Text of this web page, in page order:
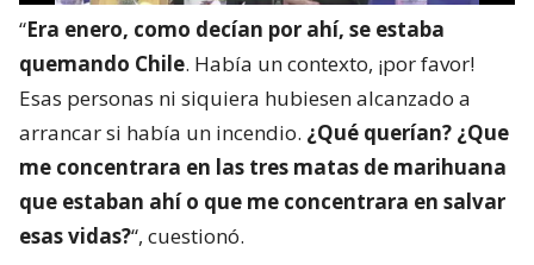
“Era enero, como decían por ahí, se estaba
quemando Chile. Había un contexto, ¡por favor!
Esas personas ni siquiera hubiesen alcanzado a
arrancar si había un incendio. ¿Qué querían? ¿Que
me concentrara en las tres matas de marihuana
que estaban ahí o que me concentrara en salvar
esas vidas?“, cuestionó.